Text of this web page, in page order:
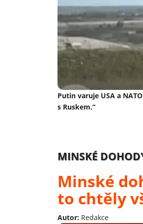
Putin varuje USA a
s Ruskem.“
MINSKÉ
Minské
to chtěly
Autor: Redakce